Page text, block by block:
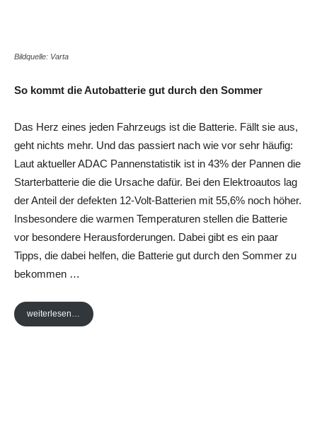
Bildquelle: Varta
So kommt die Autobatterie gut durch den Sommer
Das Herz eines jeden Fahrzeugs ist die Batterie. Fällt sie aus,
geht nichts mehr. Und das passiert nach wie vor sehr häufig:
Laut aktueller ADAC Pannenstatistik ist in 43% der Pannen die
Starterbatterie die die Ursache dafür. Bei den Elektroautos lag
der Anteil der defekten 12-Volt-Batterien mit 55,6% noch höher.
Insbesondere die warmen Temperaturen stellen die Batterie
vor besondere Herausforderungen. Dabei gibt es ein paar
Tipps, die dabei helfen, die Batterie gut durch den Sommer zu
bekommen …
weiterlesen…